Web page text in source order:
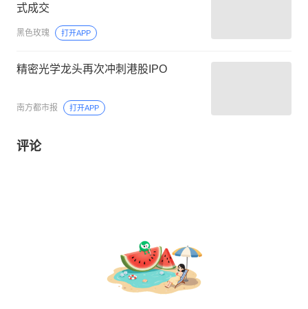
式成交
黑色玫瑰 打开APP
精密光学龙头再次冲刺港股IPO
南方都市报 打开APP
评论